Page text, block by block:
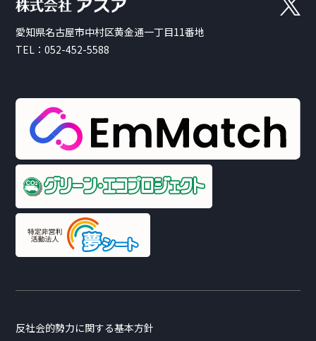
愛知県名古屋市中村区黄金通一丁目11番地
TEL：052-452-5588
反社会的勢力に関する基本方針